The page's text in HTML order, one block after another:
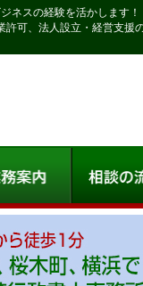
ネスの経験を活かします！
可、法人設立・経営支援